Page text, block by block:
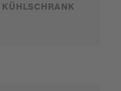
KÜHLSCHRANK